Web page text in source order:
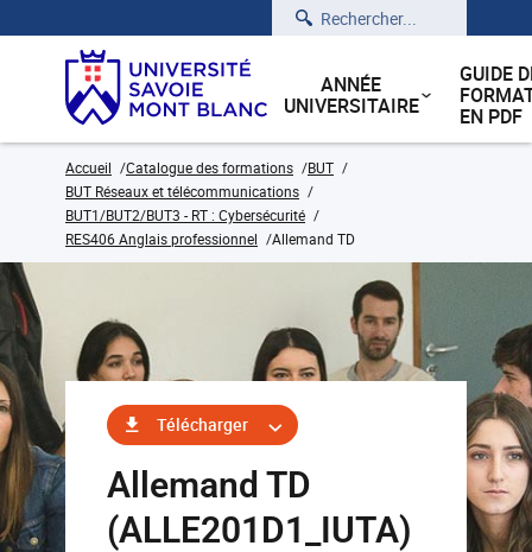
Rechercher
ANNÉE
UNIVERSITAIRE
GUIDE
EN PDF
Accueil Catalogue des formations
BUT
BUT Réseaux et télécommunications
BUT1/BUT2/BUT3 - RT : Cybersécurité
RES406 Anglais professionnel
Allemand TD
Télécharger
Allemand TD
(ALLE201D1_IUTA)